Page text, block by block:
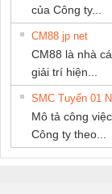
của Công ty...
CM88 jp net
CM88 là nhà
giải trí hiện...
SMC Tuyển 01
Mô tả công
Công ty theo...